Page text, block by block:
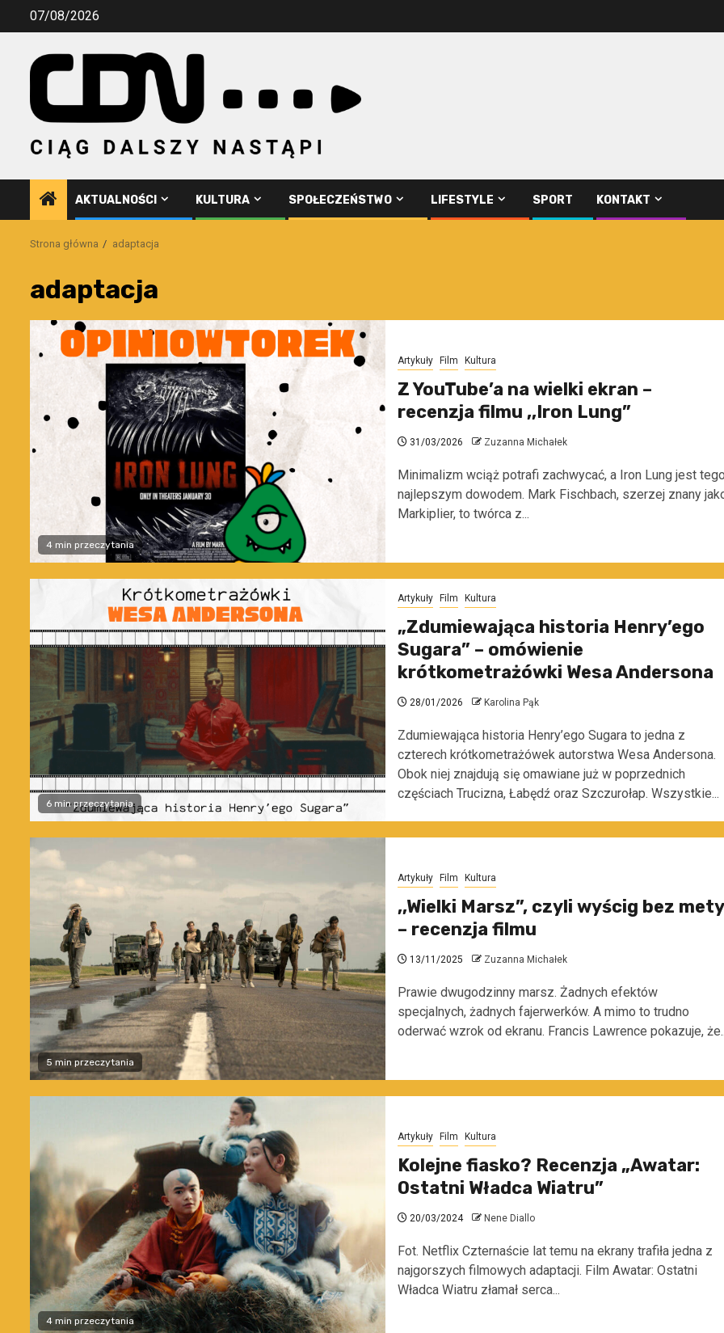
Przejdź07/08/2026
AKTUALNOŚCI KULTURA SPOŁECZEŃSTWO LIFESTYLE SPORT KONTAKT
Strona główna adaptacja
adaptacja
4 min przeczytania
Artykuły Film Kultura
Z YouTube’a na wielki ekran –
recenzja filmu ,,Iron Lung”
31/03/2026 Zuzanna Michałek
Minimalizm wciąż potrafi zachwycać, a Iron Lung jest
najlepszym dowodem. Mark Fischbach, szerzej znany
Markiplier, to twórca z...
6 min przeczytania
Artykuły Film Kultura
„Zdumiewająca historia Henry’ego
Sugara” – omówienie
krótkometrażówki Wesa Andersona
28/01/2026 Karolina Pąk
Zdumiewająca historia Henry’ego Sugara to jedna z
czterech krótkometrażówek autorstwa Wesa Andersona.
Obok niej znajdują się omawiane już w poprzednich
częściach Trucizna, Łabędź oraz Szczurołap. Wszystkie...
5 min przeczytania
Artykuły Film Kultura
,,Wielki Marsz”, czyli wyścig bez mety
– recenzja filmu
13/11/2025 Zuzanna Michałek
Prawie dwugodzinny marsz. Żadnych efektów
specjalnych, żadnych fajerwerków. A mimo to trudno
oderwać wzrok od ekranu. Francis Lawrence pokazuje,
4 min przeczytania
Artykuły Film Kultura
Kolejne fiasko? Recenzja „Awatar:
Ostatni Władca Wiatru”
20/03/2024 Nene Diallo
Fot. Netflix Czternaście lat temu na ekrany trafiła jedna z
najgorszych filmowych adaptacji. Film Awatar: Ostatni
Władca Wiatru złamał serca...